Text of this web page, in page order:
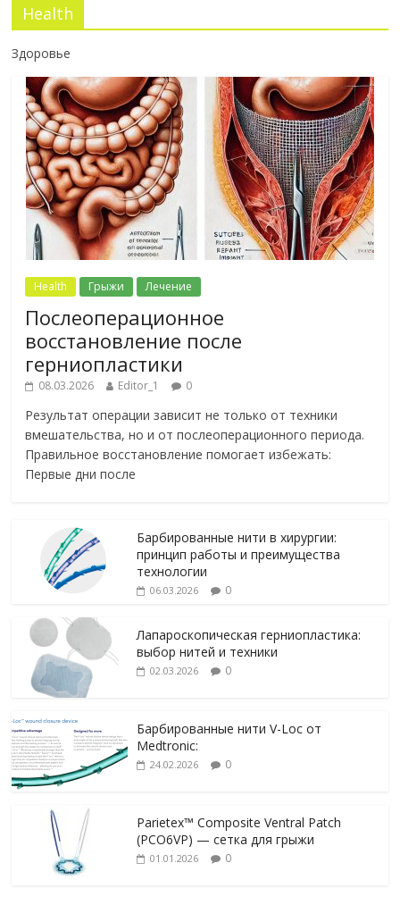
Health
Здоровье
Health Грыжи Лечение
Послеоперационное
восстановление после
герниопластики
08.03.2026 Editor_1 0
Результат операции зависит не только от техники
вмешательства, но и от послеоперационного периода.
Правильное восстановление помогает избежать:
Первые дни после
Барбированные нити в хирургии:
принцип работы и преимущества
технологии
06.03.2026 0
Лапароскопическая герниопластика:
выбор нитей и техники
02.03.2026 0
Барбированные нити V-Loc от
Medtronic:
24.02.2026 0
Parietex™ Composite Ventral Patch
(PCO6VP) — сетка для грыжи
01.01.2026 0